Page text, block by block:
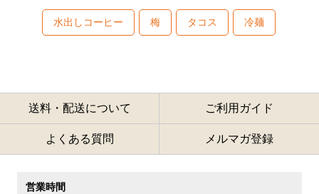
水出しコーヒー 梅 タコス 冷麺
送料・配送について ご利用ガイド
よくある質問 メルマガ登録
営業時間